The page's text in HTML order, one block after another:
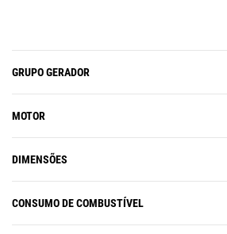
GRUPO GERADOR
MOTOR
DIMENSÕES
CONSUMO DE COMBUSTÍVEL